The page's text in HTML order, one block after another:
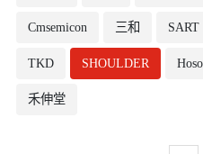
Cmsemicon 三和 SART
TKD SHOULDER
禾伸堂